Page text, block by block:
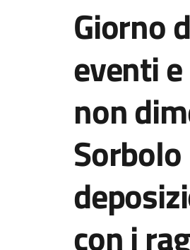
Giorno
eventi
non
con i